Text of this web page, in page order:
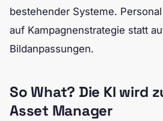
bestehender Systeme.
auf Kampagnenstrategie statt
Bildanpassungen.
So What? Die KI wird
Asset Manager